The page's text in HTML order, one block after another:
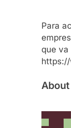
Para
que